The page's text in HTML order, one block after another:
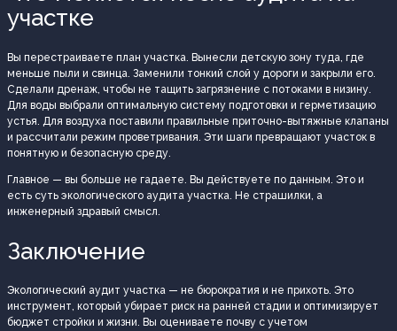
участке
Вы перестраиваете план участка. Вынесли детскую зону туда, где
меньше пыли и свинца. Заменили тонкий слой у дороги и закрыли его.
Сделали дренаж, чтобы не тащить загрязнение с потоками в низину.
Для воды выбрали оптимальную систему подготовки и герметизацию
устья. Для воздуха поставили правильные приточно-вытяжные клапаны
и рассчитали режим проветривания. Эти шаги превращают участок в
понятную и безопасную среду.
Главное — вы больше не гадаете. Вы действуете по данным. Это и
есть суть экологического аудита участка. Не страшилки, а
инженерный здравый смысл.
Заключение
Экологический аудит участка — не бюрократия и не прихоть. Это
инструмент, который убирает риск на ранней стадии и оптимизирует
бюджет стройки и жизни. Вы оцениваете почву с учетом